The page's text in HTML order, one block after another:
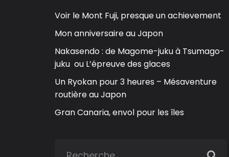
Voir le Mont Fuji, presque un achievement
Mon anniversaire au Japon
Nakasendo : de Magome-juku à Tsumago-
juku ou L’épreuve des glaces
Un Ryokan pour 3 heures – Mésaventure
routière au Japon
Gran Canaria, envol pour les îles